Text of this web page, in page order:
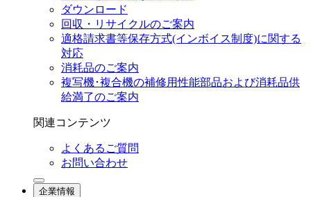
ダウンロード
回収・リサイクルのご案内
適格請求書等保存方式(インボイス制度)に関する
対応
消耗品のご案内
複写機･複合機の補修用性能部品および消耗品供
給満了のご案内
関連コンテンツ
よくあるご質問
お問い合わせ
企業情報